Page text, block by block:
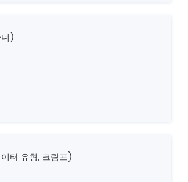
)
터 유형, 크림프)